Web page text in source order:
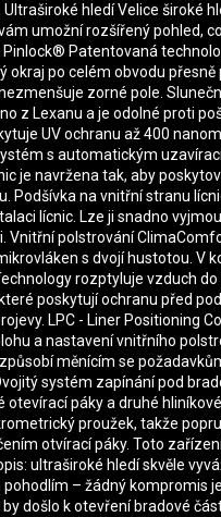
Ultraširoké hledí Velice široké
umožní rozšířený pohled,
Patentovaná
okraj po celém obvodu
zorné pole.
z Lexanu a je odolné proti
UV ochranu až 400
s automatickým
je navržena tak, aby
Podšívka na vnitřní stranu
lícnic. Lze ji snadno
Vnitřní polstrování
s dvojí hustotou. V
rozptyluje vzduch
poskytují ochranu před
LPC - Liner Positioning
a nastavení vnitřního
měnícím se
systém zapínání pod
otevírací páky a druhé
proužek, takže
otvírací páky. Toto
ultraširoké hledí skvěle
– žádný kompromis
došlo k otevření bradové